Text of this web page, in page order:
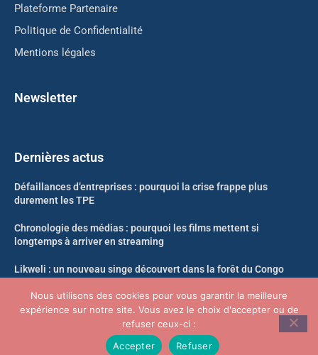
Plateforme Partenaire
Politique de Confidentialité
Mentions légales
Newsletter
Dernières actus
Défaillances d’entreprises : pourquoi la crise frappe plus
durement les TPE
Chronologie des médias : pourquoi les films mettent si
longtemps à arriver en streaming
Likweli : un nouveau singe découvert dans la forêt du Congo
Crypto-actifs : le nouveau décret qui change tout sur la
propriété et le nantissement
Nous utilisons des cookies pour vous garantir la meilleure
expérience sur notre site. Vous avez le choix d'accepter ou de
refuser ceux-ci :
Accepter
Refuser